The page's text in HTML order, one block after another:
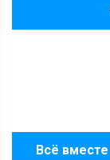
Всё вместе